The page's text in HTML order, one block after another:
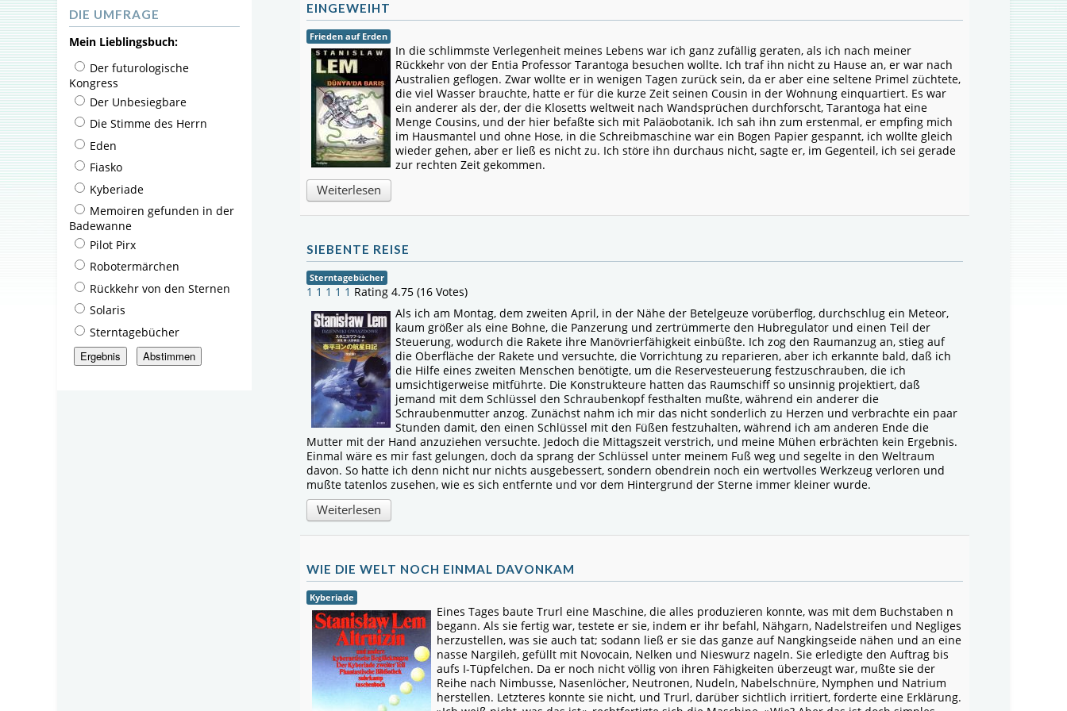
DIE UMFRAGE
Mein Lieblingsbuch:
Der futurologische
Kongress
Der Unbesiegbare
Die Stimme des Herrn
Eden
Fiasko
Kyberiade
Memoiren gefunden in der
Badewanne
Pilot Pirx
Robotermärchen
Rückkehr von den Sternen
Solaris
Sterntagebücher
EINGEWEIHT
Frieden auf Erden
In die schlimmste Verlegenheit meines Lebens war ich ganz zufällig geraten, als ich nach meiner
Rückkehr von der Entia Professor Tarantoga besuchen wollte. Ich traf ihn nicht zu Hause an, er war nach
Australien geflogen. Zwar wollte er in wenigen Tagen zurück sein, da er aber eine seltene Primel züchtete,
die viel Wasser brauchte, hatte er für die kurze Zeit seinen Cousin in der Wohnung einquartiert. Es war
ein anderer als der, der die Klosetts weltweit nach Wandsprüchen durchforscht, Tarantoga hat eine
Menge Cousins, und der hier befaßte sich mit Paläobotanik. Ich sah ihn zum erstenmal, er empfing mich
im Hausmantel und ohne Hose, in die Schreibmaschine war ein Bogen Papier gespannt, ich wollte gleich
wieder gehen, aber er ließ es nicht zu. Ich störe ihn durchaus nicht, sagte er, im Gegenteil, ich sei gerade
zur rechten Zeit gekommen.
Weiterlesen
SIEBENTE REISE
Sterntagebücher
1 1 1 1 1 Rating 4.75 (16 Votes)
Als ich am Montag, dem zweiten April, in der Nähe der Betelgeuze vorüberflog, durchschlug ein Meteor,
kaum größer als eine Bohne, die Panzerung und zertrümmerte den Hubregulator und einen Teil der
Steuerung, wodurch die Rakete ihre Manövrierfähigkeit einbüßte. Ich zog den Raumanzug an, stieg auf
die Oberfläche der Rakete und versuchte, die Vorrichtung zu reparieren, aber ich erkannte bald, daß ich
die Hilfe eines zweiten Menschen benötigte, um die Reservesteuerung festzuschrauben, die ich
umsichtigerweise mitführte. Die Konstrukteure hatten das Raumschiff so unsinnig projektiert, daß
jemand mit dem Schlüssel den Schraubenkopf festhalten mußte, während ein anderer die
Schraubenmutter anzog. Zunächst nahm ich mir das nicht sonderlich zu Herzen und verbrachte ein paar
Stunden damit, den einen Schlüssel mit den Füßen festzuhalten, während ich am anderen Ende die
Mutter mit der Hand anzuziehen versuchte. Jedoch die Mittagszeit verstrich, und meine Mühen erbrächten kein Ergebnis.
Einmal wäre es mir fast gelungen, doch da sprang der Schlüssel unter meinem Fuß weg und segelte in den Weltraum
davon. So hatte ich denn nicht nur nichts ausgebessert, sondern obendrein noch ein wertvolles Werkzeug verloren und
mußte tatenlos zusehen, wie es sich entfernte und vor dem Hintergrund der Sterne immer kleiner wurde.
Weiterlesen
WIE DIE WELT NOCH EINMAL DAVONKAM
Kyberiade
Eines Tages baute Trurl eine Maschine, die alles produzieren konnte, was mit dem Buchstaben n
begann. Als sie fertig war, testete er sie, indem er ihr befahl, Nähgarn, Nadelstreifen und Negliges
herzustellen, was sie auch tat; sodann ließ er sie das ganze auf Nangkingseide nähen und an eine
nasse Nargileh, gefüllt mit Novocain, Nelken und Nieswurz nageln. Sie erledigte den Auftrag bis
aufs I-Tüpfelchen. Da er noch nicht völlig von ihren Fähigkeiten überzeugt war, mußte sie der
Reihe nach Nimbusse, Nasenlöcher, Neutronen, Nudeln, Nabelschnüre, Nymphen und Natrium
herstellen. Letzteres konnte sie nicht, und Trurl, darüber sichtlich irritiert, forderte eine Erklärung.